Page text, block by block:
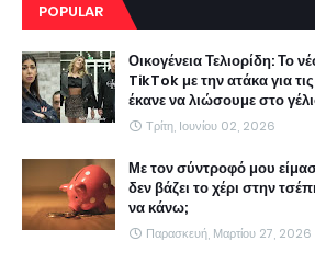
POPULAR
Οικογένεια Τελιορίδη: Το
TikTok με την ατάκα για
έκανε να λιώσουμε στο
Τρίτη, Ιουνίου 02, 2026
Με τον σύντροφό μου
δεν βάζει το χέρι στην
να κάνω;
Παρασκευή, Μαρτίου 27, 2026